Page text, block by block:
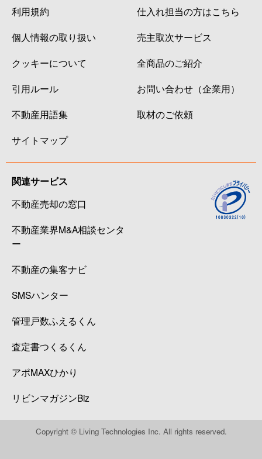
利用規約
個人情報の取り扱い
クッキーについて
引用ルール
不動産用語集
サイトマップ
仕入れ担当の方はこちら
売主取次サービス
全商品のご紹介
お問い合わせ（企業用）
取材のご依頼
関連サービス
不動産売却の窓口
不動産業界M&A相談センタ
ー
不動産の集客ナビ
SMSハンター
管理戸数ふえるくん
査定書つくるくん
アポMAXひかり
リビンマガジンBiz
Copyright © Living Technologies Inc. All rights reserved.